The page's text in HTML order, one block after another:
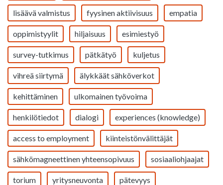
lisäävä valmistus fyysinen aktiivisuus empatia
oppimistyylit hiljaisuus esimiestyö
survey-tutkimus pätkätyö kuljetus
vihreä siirtymä älykkäät sähköverkot
kehittäminen ulkomainen työvoima
henkilötiedot dialogi experiences (knowledge)
access to employment kiinteistönvälittäjät
sähkömagneettinen yhteensopivuus sosiaaliohjaajat
torium yritysneuvonta pätevyys